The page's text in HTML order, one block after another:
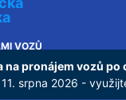
VOZŮ
na pronájem vozů po
srpna 2026 -